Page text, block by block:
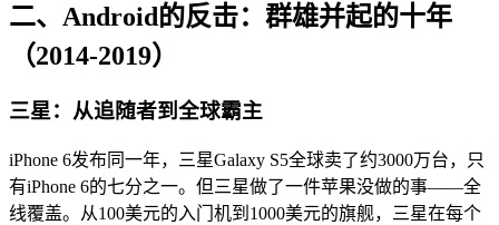
二、Android的反击：群雄并起的十年
（2014-2019）
三星：从追随者到全球霸主
iPhone 6发布同一年，三星Galaxy S5全球卖了约3000万台，只
有iPhone 6的七分之一。但三星做了一件苹果没做的事——全
线覆盖。从100美元的入门机到1000美元的旗舰，三星在每个